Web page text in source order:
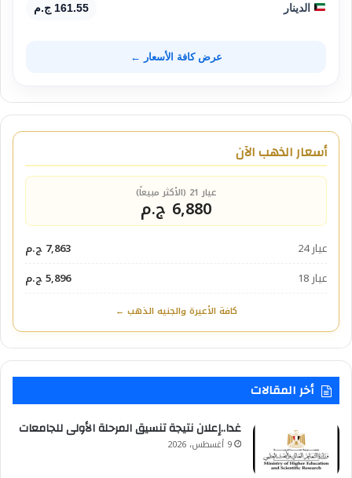
الدينار 161.55 ج.م
عرض كافة الأسعار ←
أسعار الذهب الآن
عيار 21 (الأكثر مبيعاً)
6,880 ج.م
عيار 24
7,863 ج.م
عيار 18
5,896 ج.م
كافة الأعيرة والجنيه الذهب ←
أخر المقالات
غدا..إعلان نتيجة تنسيق المرحلة الأولى للجامعات
9 أغسطس، 2026